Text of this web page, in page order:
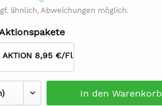
ähnlich, Abweichungen möglich.
AKTION 8,95 €/Fl
In den Warenkorb